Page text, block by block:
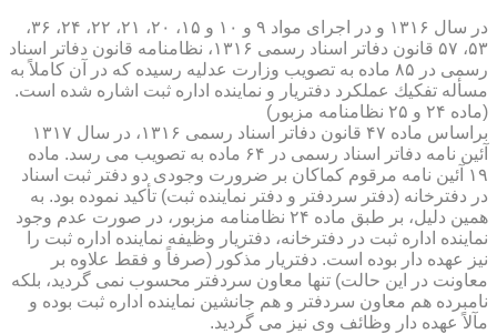
در سال ۱۳۱۶ و در اجرای مواد ۹ و ۱۰ و ۱۵، ۲۰، ۲۱، ۲۲، ۲۴، ۳۶،
۵۳، ۵۷ قانون دفاتر اسناد رسمی ۱۳۱۶، نظامنامه قانون دفاتر اسناد
رسمی در ۸۵ ماده به تصویب وزارت عدلیه رسیده كه در آن كاملاً به
مسأله تفكیك عملكرد دفتریار و نماینده اداره ثبت اشاره شده است.
(ماده ۲۴ و ۲۵ نظامنامه مزبور)
براساس ماده ۴۷ قانون دفاتر اسناد رسمی ۱۳۱۶، در سال ۱۳۱۷
آئین نامه دفاتر اسناد رسمی در ۶۴ ماده به تصویب می رسد. ماده
۱۹ آئین نامه مرقوم كماكان بر ضرورت وجودی دو دفتر ثبت اسناد
در دفترخانه (دفتر سردفتر و دفتر نماینده ثبت) تأكید نموده بود. به
همین دلیل، بر طبق ماده ۲۴ نظامنامه مزبور، در صورت عدم وجود
نماینده اداره ثبت در دفترخانه، دفتریار وظیفه نماینده اداره ثبت را
نیز عهده دار بوده است. دفتریار مذكور (صرفاً و فقط علاوه بر
معاونت در این حالت) تنها معاون سردفتر محسوب نمی گردید، بلكه
نامبرده هم معاون سردفتر و هم جانشین نماینده اداره ثبت بوده و
مآلاً عهده دار وظائف وی نیز می گردید.